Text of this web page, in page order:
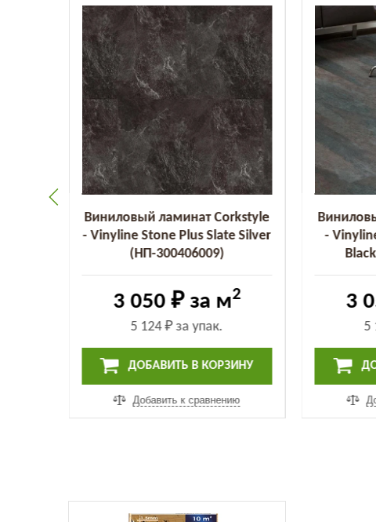
Виниловый ламинат Corkstyle
- Vinyline Stone Plus Slate Silver
(НП-300406009)
3 050 ₽за м2
5 124 ₽за упак.
ДОБАВИТЬ В КОРЗИНУ
Добавить к сравнению
-
3
5